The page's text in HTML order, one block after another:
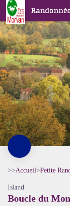
Boucle du Montmarte
>>Accueil>Petite
Island
Boucle du